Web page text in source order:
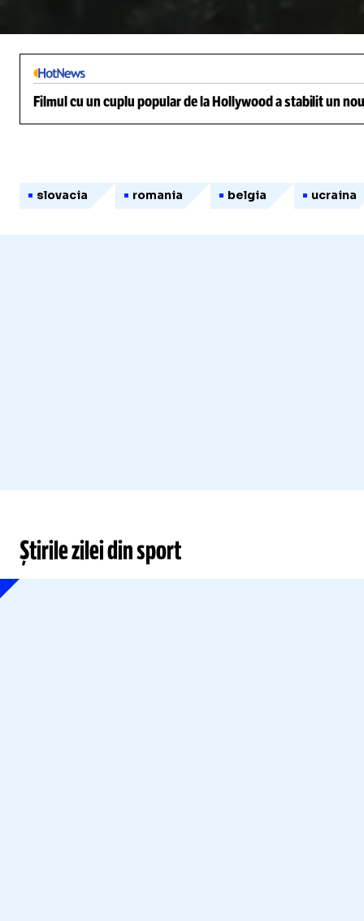
Filmul cu un cuplu popular de la Hollywood a stabilit un
slovacia romania belgia ucraina
Știrile zilei din sport